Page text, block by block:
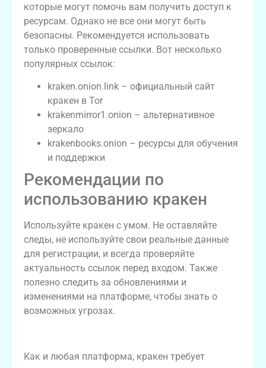
которые могут помочь вам получить доступ к
ресурсам. Однако не все они могут быть
безопасны. Рекомендуется использовать
только проверенные ссылки. Вот несколько
популярных ссылок:
kraken.onion.link – официальный сайт
кракен в Tor
krakenmirror1.onion – альтернативное
зеркало
krakenbooks.onion – ресурсы для обучения
и поддержки
Рекомендации по
использованию кракен
Используйте кракен с умом. Не оставляйте
следы, не используйте свои реальные данные
для регистрации, и всегда проверяйте
актуальность ссылок перед входом. Также
полезно следить за обновлениями и
изменениями на платформе, чтобы знать о
возможных угрозах.
Как и любая платформа, кракен требует